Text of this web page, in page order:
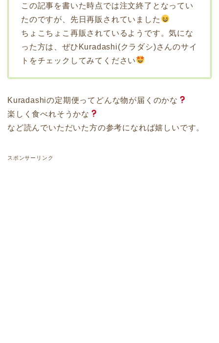
この記事を書いた時点では注文終了となってい
たのですが、先日再販されていました
ちょこちょこ再販されているようです。気にな
った方は、ぜひKuradashi(クラダシ)さんのサイ
トをチェックしてみてください
Kuradashiの定期便ってどんな物が届くのかな
楽しく食べれそうかな
など読んでいただいた方の参考になれば嬉しいです。
スポンサーリンク